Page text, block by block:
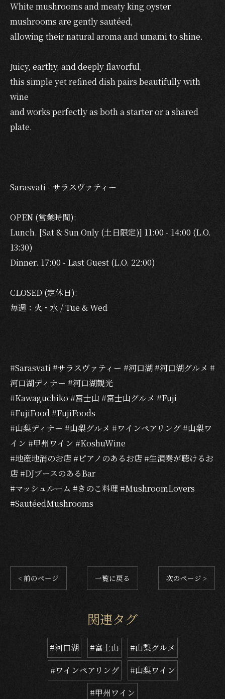
White mushrooms and meaty king oyster
mushrooms are gently sautéed,
allowing their natural aroma and umami to shine.
Juicy, earthy, and deeply flavorful,
this simple yet refined dish pairs beautifully with
wine
and works perfectly as both a starter or a shared
plate.
Sarasvati - サラスヴァティー
OPEN (営業時間):
Lunch. [Sat & Sun Only (土日限定)] 11:00 - 14:00 (L.O.
13:30)
Dinner. 17:00 - Last Guest (L.O. 22:00)
CLOSED (定休日):
毎週：火・水 / Tue & Wed
#Sarasvati #サラスヴァティー #河口湖 #河口湖グルメ #
河口湖ディナー #河口湖観光
#Kawaguchiko #富士山 #富士山グルメ #Fuji
#FujiFood #FujiFoods
#山梨ディナー #山梨グルメ #ワインペアリング #山梨ワ
イン #甲州ワイン #KoshuWine
#地産地消のお店 #ピアノのあるお店 #生演奏が聴けるお
店 #DJブースのあるBar
#マッシュルーム #きのこ料理 #MushroomLovers
#SautéedMushrooms
< 前のページ 一覧に戻る 次のページ >
関連タグ
#河口湖 #富士山
#山梨グルメ
#ワインペアリング
#山梨ワイン
#甲州ワイン